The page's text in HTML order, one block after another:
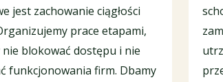
jest zachowanie ciągłości
prace etapami,
blokować dostępu i nie
funkcjonowania firm. Dbamy